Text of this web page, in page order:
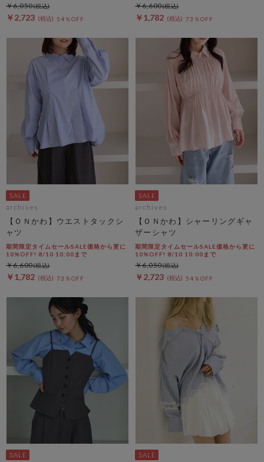
￥2,723 54％OFF
￥6,050
￥1,782 73％OFF
￥6,600
archives
【ＯＮかわ】ウエストタックシ
ャツ
期間限定タイムセールSALE価格から更に
10%OFF! 8/10 10:00まで
￥1,782 73％OFF
￥6,600
archives
【ＯＮかわ】シャーリングギャ
ザーシャツ
期間限定タイムセールSALE価格から更に
10%OFF! 8/10 10:00まで
￥2,723 54％OFF
￥6,050